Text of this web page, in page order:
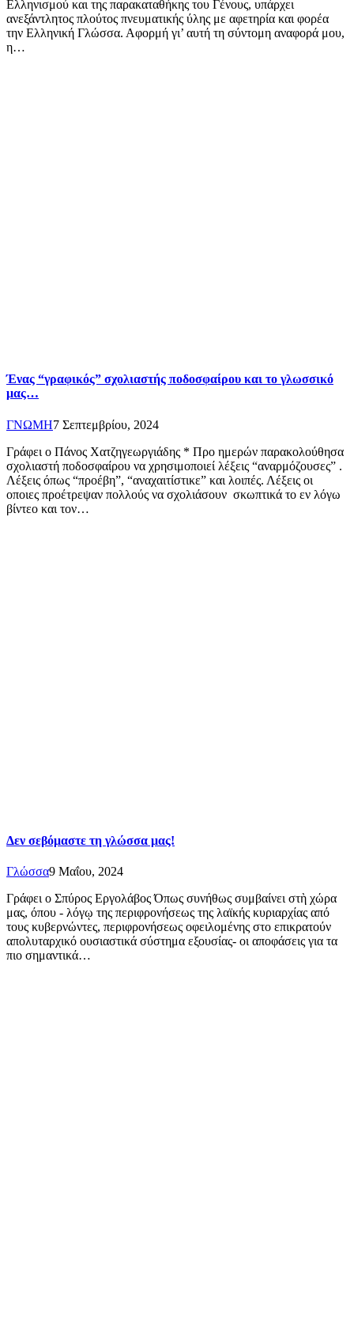
Ελληνισμού και της παρακαταθήκης του Γένους, υπάρχει
ανεξάντλητος πλούτος πνευματικής ύλης με αφετηρία και φορέα
την Ελληνική Γλώσσα. Αφορμή γι’ αυτή τη σύντομη αναφορά μου,
η…
Ένας “γραφικός” σχολιαστής ποδοσφαίρου και το γλωσσικό
μας…
ΓΝΩΜΗ7 Σεπτεμβρίου, 2024
Γράφει ο Πάνος Χατζηγεωργιάδης * Προ ημερών παρακολούθησα
σχολιαστή ποδοσφαίρου να χρησιμοποιεί λέξεις “αναρμόζουσες” .
Λέξεις όπως “προέβη”, “αναχαιτίστικε” και λοιπές. Λέξεις οι
οποιες προέτρεψαν πολλούς να σχολιάσουν σκωπτικά το εν λόγω
βίντεο και τον…
Δεν σεβόμαστε τη γλώσσα μας!
Γλώσσα9 Μαΐου, 2024
Γράφει ο Σπύρος Εργολάβος Όπως συνήθως συμβαίνει στὴ χώρα
μας, όπου - λόγῳ της περιφρονήσεως της λαϊκής κυριαρχίας από
τους κυβερνώντες, περιφρονήσεως οφειλομένης στο επικρατούν
απολυταρχικό ουσιαστικά σύστημα εξουσίας- οι αποφάσεις για τα
πιο σημαντικά…